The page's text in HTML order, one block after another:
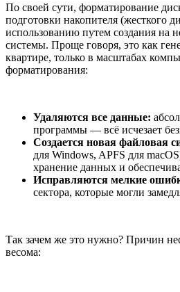
По своей сути, форматирование
подготовки накопителя (жесткого
использованию путем создания на
системы. Проще говоря, это как
квартире, только в масштабах
форматирования:
Удаляются все данные:
программы — всё исчезает
Создается новая файловая
для Windows, APFS для
хранение данных и
Исправляются мелкие
сектора, которые могли
Так зачем же это нужно? Причин
весома: